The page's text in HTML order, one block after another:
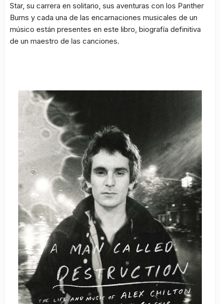
Star, su carrera en solitario, sus aventuras con los Panther
Burns y cada una de las encarnaciones musicales de un
músico están presentes en este libro, biografía definitiva
de un maestro de las canciones.